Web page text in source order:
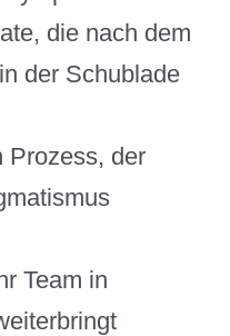
die nach dem
der Schublade
Prozess, der
Team in